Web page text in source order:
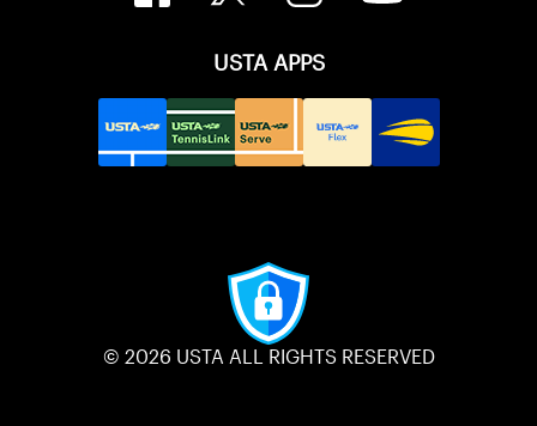
USTA APPS
© 2026 USTA ALL RIGHTS RESERVED